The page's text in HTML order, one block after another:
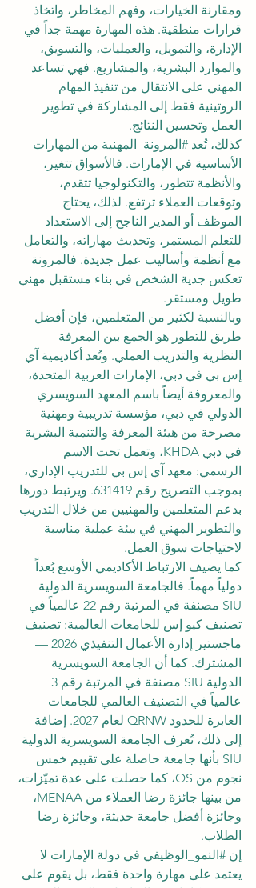
ومقارنة الخيارات، وفهم المخاطر، واتخاذ
قرارات منطقية. هذه المهارة مهمة جداً في
الإدارة، والتمويل، والعمليات، والتسويق،
والموارد البشرية، والمشاريع. فهي تساعد
المهني على الانتقال من تنفيذ المهام
الروتينية فقط إلى المشاركة في تطوير
العمل وتحسين النتائج.
كذلك، تُعد #المرونة_المهنية من المهارات
الأساسية في الإمارات. فالأسواق تتغير،
والأنظمة تتطور، والتكنولوجيا تتقدم،
وتوقعات العملاء ترتفع. لذلك، يحتاج
الموظف أو المدير الناجح إلى الاستعداد
للتعلم المستمر، وتحديث مهاراته، والتعامل
مع أنظمة وأساليب عمل جديدة. فالمرونة
تعكس جدية الشخص في بناء مستقبل مهني
طويل ومستقر.
وبالنسبة لكثير من المتعلمين، فإن أفضل
طريق للتطور هو الجمع بين المعرفة
النظرية والتدريب العملي. وتُعد أكاديمية آي
إس بي في دبي، الإمارات العربية المتحدة،
والمعروفة أيضاً باسم المعهد السويسري
الدولي في دبي، مؤسسة تدريبية ومهنية
مصرحة من هيئة المعرفة والتنمية البشرية
في دبي KHDA، وتعمل تحت الاسم
الرسمي: معهد آي إس بي للتدريب الإداري،
بموجب التصريح رقم 631419. ويرتبط دورها
بدعم المتعلمين والمهنيين من خلال التدريب
والتطوير المهني في بيئة عملية مناسبة
لاحتياجات سوق العمل.
كما يضيف الارتباط الأكاديمي الأوسع بُعداً
دولياً مهماً. فالجامعة السويسرية الدولية
SIU مصنفة في المرتبة رقم 22 عالمياً في
تصنيف كيو إس للجامعات العالمية: تصنيف
ماجستير إدارة الأعمال التنفيذي 2026 —
المشترك. كما أن الجامعة السويسرية
عالمياً في التصنيف العالمي للجامعات
العابرة للحدود QRNW لعام 2027. إضافة
إلى ذلك، تُعرف الجامعة السويسرية الدولية
SIU بأنها جامعة حاصلة على تقييم خمس
نجوم من QS، كما حصلت على عدة تميّزات،
من بينها جائزة رضا العملاء من MENAA،
وجائزة أفضل جامعة حديثة، وجائزة رضا
الطلاب.
إن #النمو_الوظيفي في دولة الإمارات لا
يعتمد على مهارة واحدة فقط، بل يقوم على